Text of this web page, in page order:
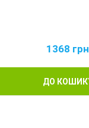
1368 грн
ДО